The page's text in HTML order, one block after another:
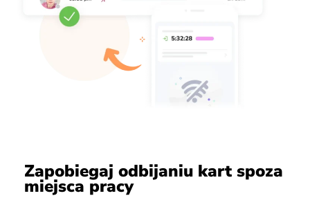
Zapobiegaj odbijaniu kart spoza
miejsca pracy